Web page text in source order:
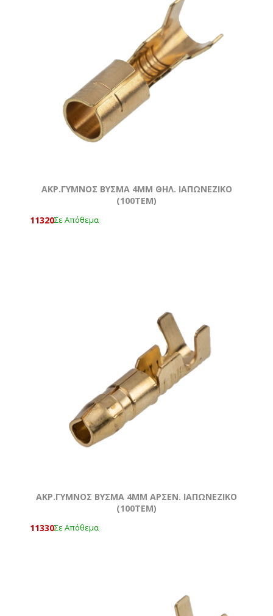
ΑΚΡ.ΓΥΜΝΟΣ ΒΥΣΜΑ 4MM ΘΗΛ. ΙΑΠΩΝΕΖΙΚΟ
(100ΤΕΜ)
11320Σε Απόθεμα
ΑΚΡ.ΓΥΜΝΟΣ ΒΥΣΜΑ 4MM ΑΡΣΕΝ. ΙΑΠΩΝΕΖΙΚΟ
(100ΤΕΜ)
11330Σε Απόθεμα